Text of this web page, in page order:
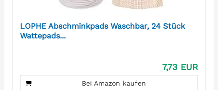
LOPHE Abschminkpads Waschbar, 24 Stück
Wattepads...
7,73 EUR
Bei Amazon kaufen